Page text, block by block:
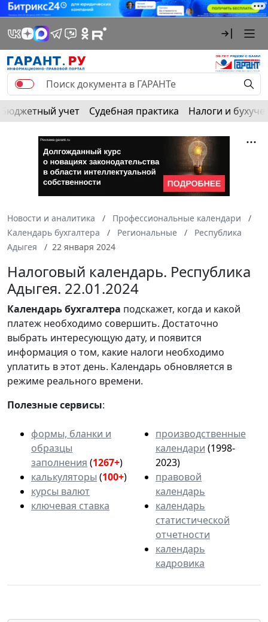
Бюджетный учет Судебная практика Налоги и
Новости и аналитика
Профессиональные календари
Календарь бухгалтера
Региональные
Республика
Адыгея
22 января 2024
Налоговый календарь. Республика
Адыгея. 22.01.2024
Календарьбухгалтера подскажет, когда и какой
платеж необходимо совершить. Достаточно
выбрать интересующую дату, и появится
информация о том, какие налоги необходимо
уплатить в этот день. Календарь обновляется в
режиме реального времени.
Полезные сервисы:
формы, бланки и
образцы
заполнения (1267+)
калькуляторы (100+)
курсы валют
ключевая ставка
производственные
календари (1998-
2023)
правовой
календарь
календарь
статистической
отчетности
календарь
кадровика